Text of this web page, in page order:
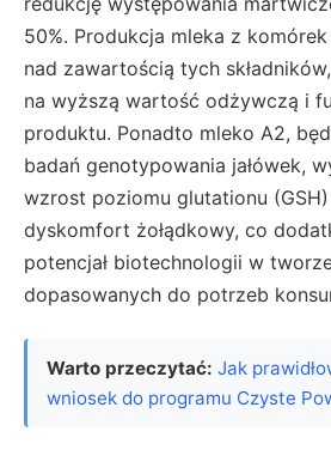
50%. Produkcja mleka z
nad zawartością tych
na wyższą wartość odżywczą i
produktu. Ponadto mleko A2,
badań genotypowania jałówek,
wzrost poziomu glutationu
dyskomfort żołądkowy, co
potencjał biotechnologii w
dopasowanych do potrzeb
Warto przeczytać: Jak
wniosek do programu Czyste